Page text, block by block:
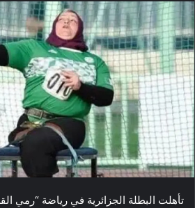
تأهلت البطلة الجزائرية في رياضة “رمي